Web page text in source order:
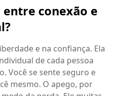
conexão e
e na confiança. Ela
de cada pessoa
Você se sente seguro e
mesmo. O apego, por